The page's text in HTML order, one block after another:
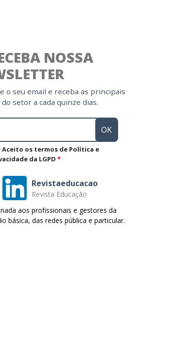
NOSSA
o seu email e receba as principais
setor a cada quinze dias.
Aceito os termos de Política e
da LGPD *
Revistaeducacao
Revista Educação
aos profissionais e gestores da
básica, das redes pública e particular.